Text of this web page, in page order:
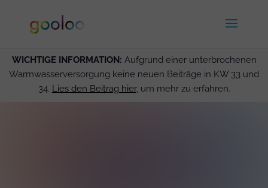
WICHTIGE INFORMATION: Aufgrund einer unterbrochenen
Warmwasserversorgung keine neuen Beiträge in KW 33 und
34. Lies den Beitrag hier, um mehr zu erfahren.